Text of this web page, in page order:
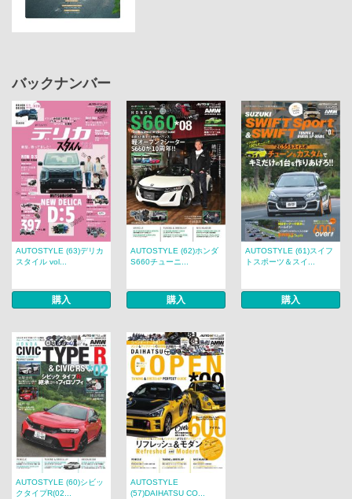
バックナンバー
AUTOSTYLE (63)デリカ
スタイル vol...
購入
AUTOSTYLE (62)ホンダ
S660チューニ...
購入
AUTOSTYLE (61)スイフ
トスポーツ＆スイ...
購入
AUTOSTYLE (60)シビッ
クタイプR(02...
AUTOSTYLE
(57)DAIHATSU CO...